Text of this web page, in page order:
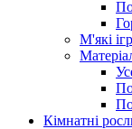
М'які
Кімнатні